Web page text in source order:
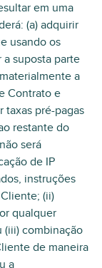
em uma
(a) adquirir
usando os
suposta parte
a
Contrato e
taxas pré-pagas
restante do
será
de IP
instruções
(ii)
qualquer
(iii) combinação
de maneira
a